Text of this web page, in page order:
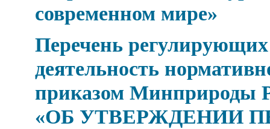
современном мире»
Перечень
деятельность
приказом Минприроды
«ОБ УТВЕРЖДЕНИИ